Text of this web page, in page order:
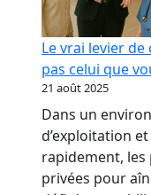
Le vrai levier de
pas celui que
21 août 2025
Dans un
d’exploitation
rapidement,
privées pour